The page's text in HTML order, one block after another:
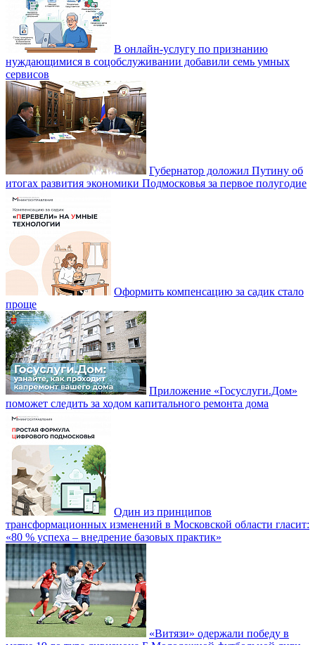
В онлайн-услугу по признанию
нуждающимися в соцобслуживании добавили семь умных
сервисов
Губернатор доложил Путину об
итогах развития экономики Подмосковья за первое полугодие
Оформить компенсацию за садик стало
проще
Приложение «Госуслуги.Дом»
поможет следить за ходом капитального ремонта дома
Один из принципов
трансформационных изменений в Московской области гласит:
«80 % успеха – внедрение базовых практик»
«Витязи» одержали победу в